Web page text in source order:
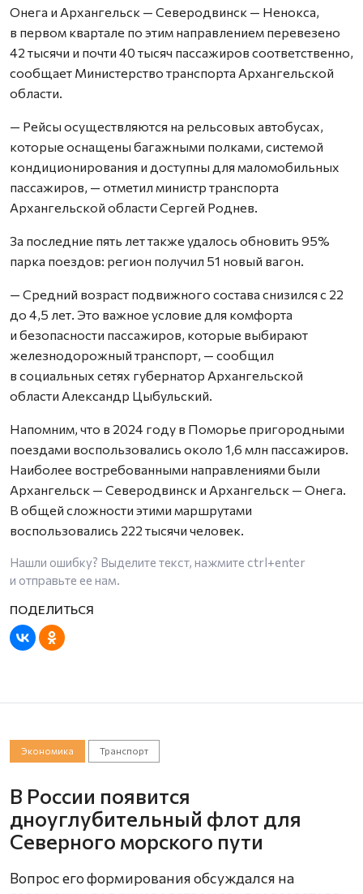
Онега и Архангельск — Северодвинск — Ненокса,
в первом квартале по этим направлением перевезено
42 тысячи и почти 40 тысяч пассажиров соответственно,
сообщает Министерство транспорта Архангельской
области.
— Рейсы осуществляются на рельсовых автобусах,
которые оснащены багажными полками, системой
кондиционирования и доступны для маломобильных
пассажиров, — отметил министр транспорта
Архангельской области Сергей Роднев.
За последние пять лет также удалось обновить 95%
парка поездов: регион получил 51 новый вагон.
— Средний возраст подвижного состава снизился с 22
до 4,5 лет. Это важное условие для комфорта
и безопасности пассажиров, которые выбирают
железнодорожный транспорт, — сообщил
в социальных сетях губернатор Архангельской
области Александр Цыбульский.
Напомним, что в 2024 году в Поморье пригородными
поездами воспользовались около 1,6 млн пассажиров.
Наиболее востребованными направлениями были
Архангельск — Северодвинск и Архангельск — Онега.
В общей сложности этими маршрутами
воспользовались 222 тысячи человек.
Нашли ошибку? Выделите текст, нажмите ctrl+enter
и отправьте ее нам.
Экономика Транспорт
В России появится
дноуглубительный флот для
Северного морского пути
Вопрос его формирования обсуждался на